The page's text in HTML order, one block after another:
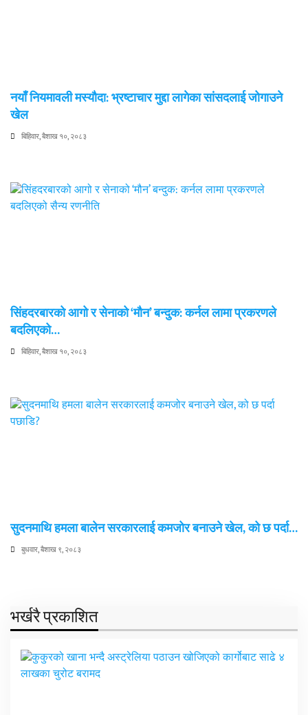
नयाँ नियमावली मस्यौदा: भ्रष्टाचार मुद्दा लागेका सांसदलाई जोगाउने
खेल
बिहिवार, बैशाख १०, २०८३
सिंहदरबारको आगो र सेनाको ‘मौन’ बन्दुक: कर्नल लामा प्रकरणले
बदलिएको…
बिहिवार, बैशाख १०, २०८३
सुदनमाथि हमला बालेन सरकारलाई कमजोर बनाउने खेल, को छ पर्दा…
बुधवार, बैशाख ९, २०८३
भर्खरै प्रकाशित